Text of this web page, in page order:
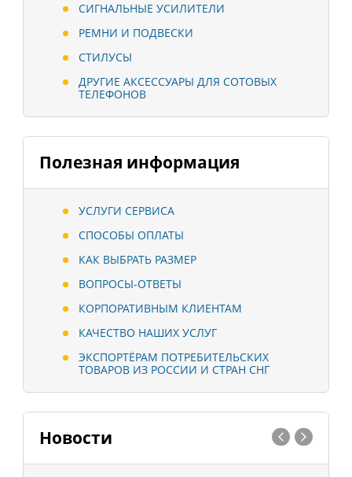
СИГНАЛЬНЫЕ УСИЛИТЕЛИ
РЕМНИ И ПОДВЕСКИ
СТИЛУСЫ
ДРУГИЕ АКСЕССУАРЫ ДЛЯ СОТОВЫХ
ТЕЛЕФОНОВ
Полезная информация
УСЛУГИ СЕРВИСА
СПОСОБЫ ОПЛАТЫ
КАК ВЫБРАТЬ РАЗМЕР
ВОПРОСЫ-ОТВЕТЫ
КОРПОРАТИВНЫМ КЛИЕНТАМ
КАЧЕСТВО НАШИХ УСЛУГ
ЭКСПОРТЁРАМ ПОТРЕБИТЕЛЬСКИХ
ТОВАРОВ ИЗ РОССИИ И СТРАН СНГ
Новости